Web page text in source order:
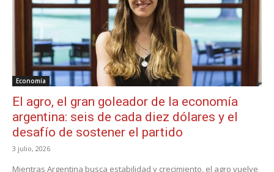
Economía
El agro, el gran goleador de la economía
argentina: seis de cada diez dólares y el
desafío de sostener el partido
3 julio, 2026
Mientras Argentina busca estabilidad y crecimiento, el agro vuelve